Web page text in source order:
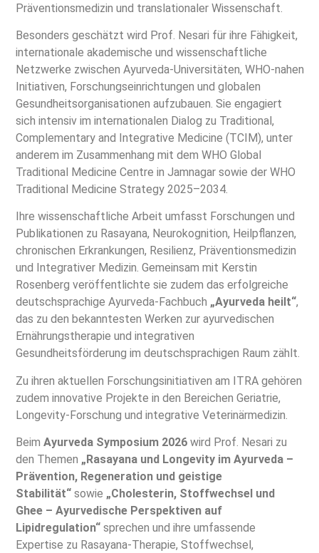
Präventionsmedizin und translationaler Wissenschaft.
Besonders geschätzt wird Prof. Nesari für ihre Fähigkeit,
internationale akademische und wissenschaftliche
Netzwerke zwischen Ayurveda-Universitäten, WHO-nahen
Initiativen, Forschungseinrichtungen und globalen
Gesundheitsorganisationen aufzubauen. Sie engagiert
sich intensiv im internationalen Dialog zu Traditional,
Complementary and Integrative Medicine (TCIM), unter
anderem im Zusammenhang mit dem WHO Global
Traditional Medicine Centre in Jamnagar sowie der WHO
Traditional Medicine Strategy 2025–2034.
Ihre wissenschaftliche Arbeit umfasst Forschungen und
Publikationen zu Rasayana, Neurokognition, Heilpflanzen,
chronischen Erkrankungen, Resilienz, Präventionsmedizin
und Integrativer Medizin. Gemeinsam mit Kerstin
Rosenberg veröffentlichte sie zudem das erfolgreiche
deutschsprachige Ayurveda-Fachbuch „Ayurveda heilt“,
das zu den bekanntesten Werken zur ayurvedischen
Ernährungstherapie und integrativen
Gesundheitsförderung im deutschsprachigen Raum zählt.
Zu ihren aktuellen Forschungsinitiativen am ITRA gehören
zudem innovative Projekte in den Bereichen Geriatrie,
Longevity-Forschung und integrative Veterinärmedizin.
Beim Ayurveda Symposium 2026wird Prof. Nesari zu
den Themen „Rasayana und Longevity im Ayurveda –
Prävention, Regeneration und geistige
Stabilität“sowie „Cholesterin, Stoffwechsel und
Ghee – Ayurvedische Perspektiven auf
Lipidregulation“sprechen und ihre umfassende
Expertise zu Rasayana-Therapie, Stoffwechsel,